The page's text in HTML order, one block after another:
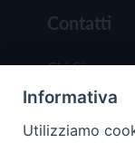
Contatti
Chi Siamo
Redazione
Scrivici
Informativa
Utilizziamo